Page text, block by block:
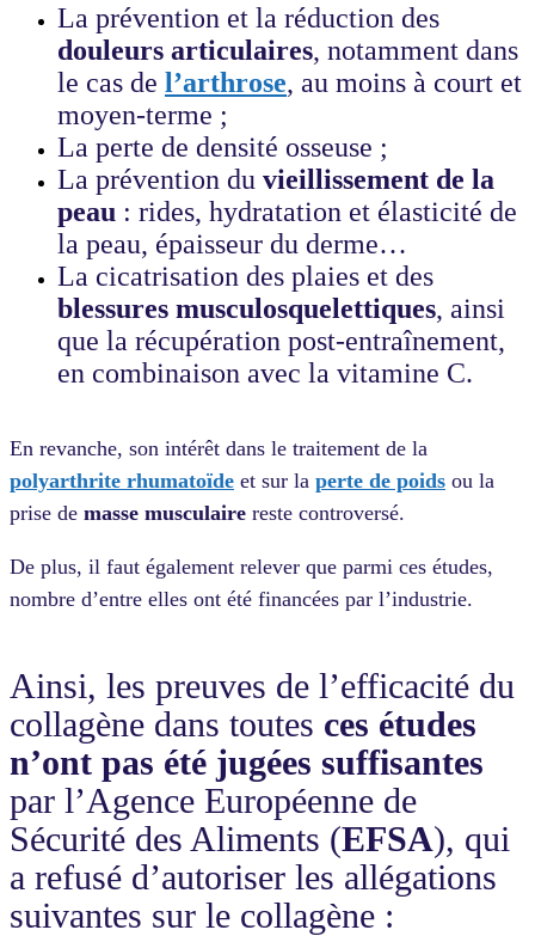
La prévention et la réduction des
douleurs articulaires, notamment dans
le cas de l’arthrose, au moins à court et
moyen-terme ;
La perte de densité osseuse ;
La prévention du vieillissement de la
peau : rides, hydratation et élasticité de
la peau, épaisseur du derme…
La cicatrisation des plaies et des
blessures musculosquelettiques, ainsi
que la récupération post-entraînement,
en combinaison avec la vitamine C.
En revanche, son intérêt dans le traitement de la
polyarthrite rhumatoïde et sur la perte de poids ou la
prise de masse musculaire reste controversé.
De plus, il faut également relever que parmi ces études,
nombre d’entre elles ont été financées par l’industrie.
Ainsi, les preuves de l’efficacité du
collagène dans toutes ces études
n’ont pas été jugées suffisantes
par l’Agence Européenne de
Sécurité des Aliments (EFSA), qui
a refusé d’autoriser les allégations
suivantes sur le collagène :